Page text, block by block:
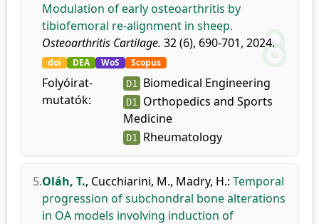
Modulation of early osteoarthritis by
tibiofemoral re-alignment in sheep.
Osteoarthritis Cartilage. 32 (6), 690-701, 2024.
doi DEA WoS Scopus
Folyóirat-
mutatók:
D1 Biomedical Engineering
D1 Orthopedics and Sports
Medicine
D1 Rheumatology
5.Oláh, T., Cucchiarini, M., Madry, H.: Temporal
progression of subchondral bone alterations
in OA models involving induction of